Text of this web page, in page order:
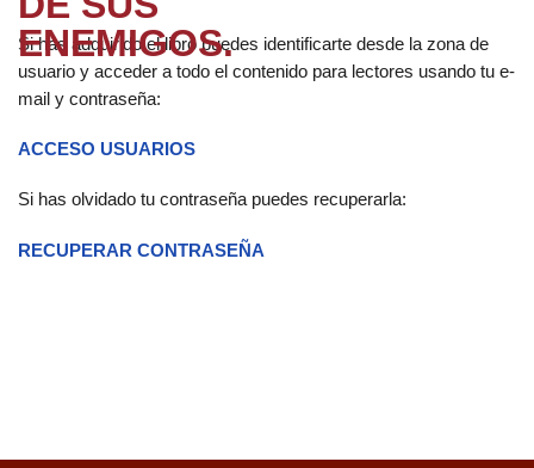
Si has adquirido el libro puedes identificarte desde la zona de
usuario y acceder a todo el contenido para lectores usando tu e-
mail y contraseña:
ACCESO USUARIOS
Si has olvidado tu contraseña puedes recuperarla:
RECUPERAR CONTRASEÑA